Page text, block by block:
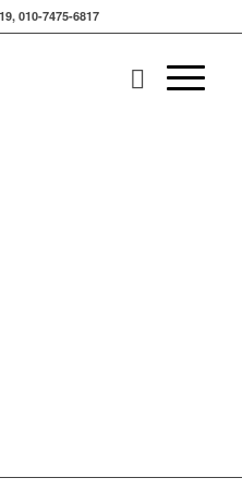
010-7475-6817